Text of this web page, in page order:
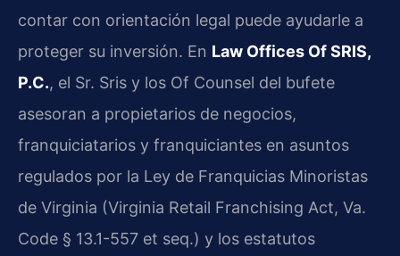
contar con orientación legal puede ayudarle a
proteger su inversión. En Law Offices Of SRIS,
P.C., el Sr. Sris y los Of Counsel del bufete
asesoran a propietarios de negocios,
franquiciatarios y franquiciantes en asuntos
regulados por la Ley de Franquicias Minoristas
de Virginia (Virginia Retail Franchising Act, Va.
Code § 13.1-557 et seq.) y los estatutos